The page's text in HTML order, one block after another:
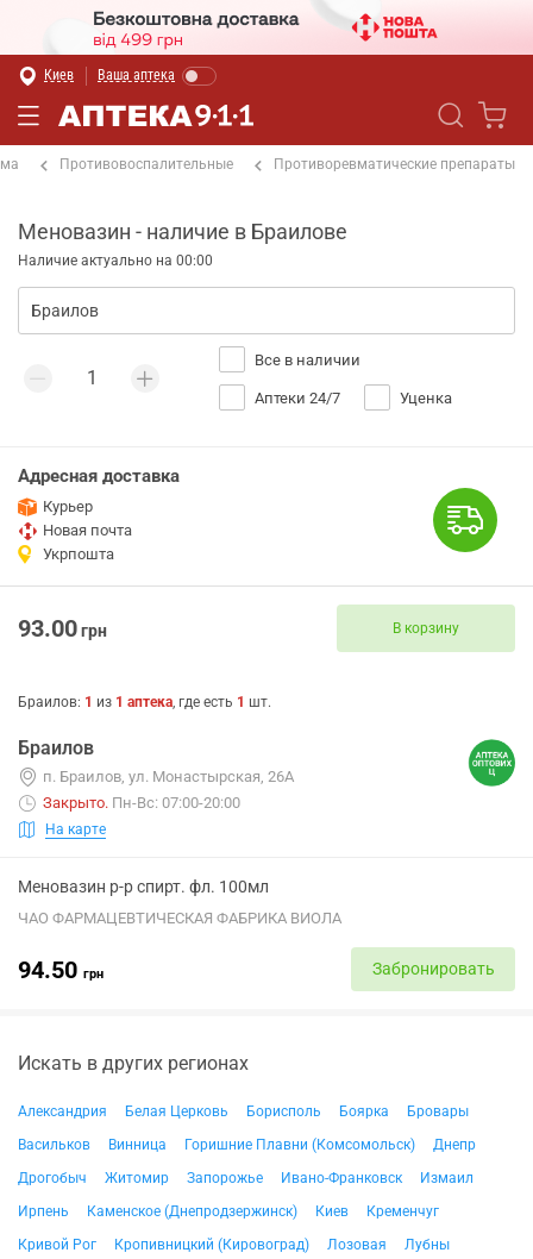
Киев Ваша аптека
Противовоспалительные Противоревматические препараты
Меновазин - наличие в Браилове
Наличие актуально на 00:00
Все в наличии
Аптеки 24/7 Уценка
Адресная доставка
Курьер
Новая почта
Укрпошта
93.00грн В корзину
Браилов: 1 из 1 аптека, где есть 1 шт.
Браилов
п. Браилов, ул. Монастырская, 26А
Закрыто. Пн-Вс: 07:00-20:00
На карте
Меновазин р-р спирт. фл. 100мл
ЧАО ФАРМАЦЕВТИЧЕСКАЯ ФАБРИКА ВИОЛА
94.50 грн Забронировать
Искать в других регионах
Александрия Белая Церковь Борисполь Боярка
Бровары
Васильков
Винница Горишние Плавни (Комсомольск)
Днепр
Дрогобыч
Житомир Запорожье Ивано-Франковск
Измаил
Ирпень
Каменское (Днепродзержинск) Киев
Кременчуг
Кривой Рог
Кропивницкий (Кировоград) Лозовая
Лубны